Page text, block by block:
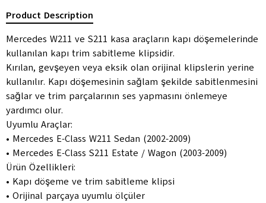
Product Description
Mercedes W211 ve S211 kasa araçların kapı döşemelerinde
kullanılan kapı trim sabitleme klipsidir.
Kırılan, gevşeyen veya eksik olan orijinal klipslerin yerine
kullanılır. Kapı döşemesinin sağlam şekilde sabitlenmesini
sağlar ve trim parçalarının ses yapmasını önlemeye
yardımcı olur.
Uyumlu Araçlar:
• Mercedes E-Class W211 Sedan (2002-2009)
• Mercedes E-Class S211 Estate / Wagon (2003-2009)
Ürün Özellikleri:
• Kapı döşeme ve trim sabitleme klipsi
• Orijinal parçaya uyumlu ölçüler